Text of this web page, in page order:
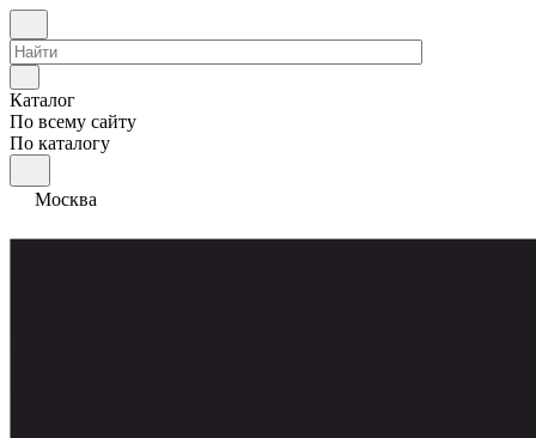
Каталог
По всему сайту
По каталогу
Москва